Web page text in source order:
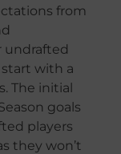
from
undrafted
with a
The initial
goals
players
they won’t